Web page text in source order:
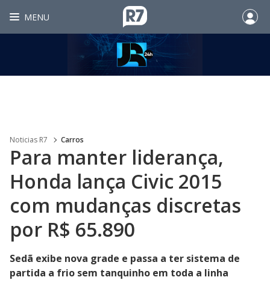
MENU
Noticias R7 Carros
Para manter liderança,
Honda lança Civic 2015
com mudanças discretas
por R$ 65.890
Sedã exibe nova grade e passa a ter sistema de
partida a frio sem tanquinho em toda a linha